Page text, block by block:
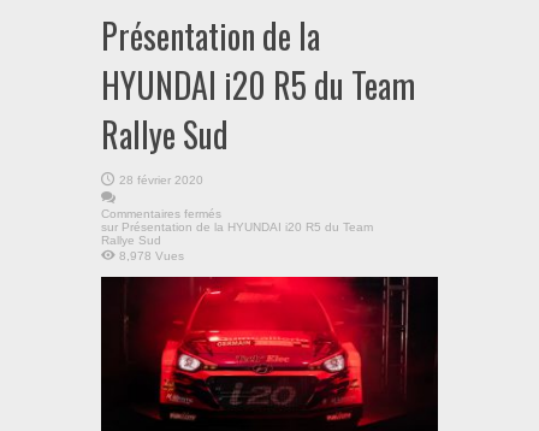
Présentation de la
HYUNDAI i20 R5 du Team
Rallye Sud
28 février 2020
Commentaires fermés
sur Présentation de la HYUNDAI i20 R5 du Team
Rallye Sud
8,978 Vues